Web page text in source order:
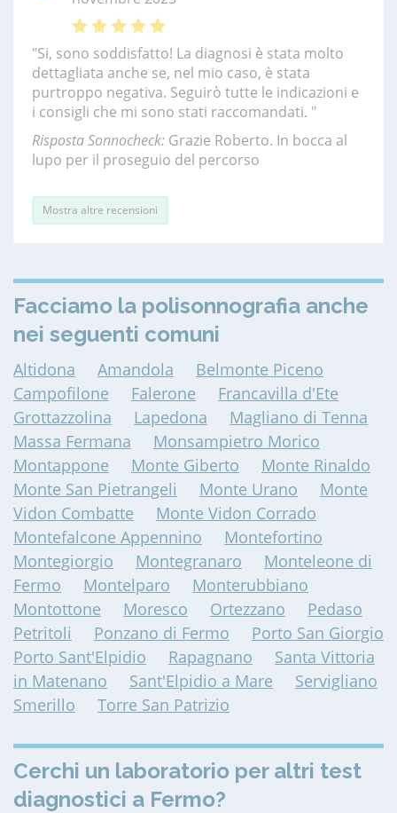
"Si, sono soddisfatto! La diagnosi è stata molto
dettagliata anche se, nel mio caso, è stata
purtroppo negativa. Seguirò tutte le indicazioni e
i consigli che mi sono stati raccomandati. "
Risposta Sonnocheck: Grazie Roberto. In bocca al
lupo per il proseguio del percorso
Mostra altre recensioni
Facciamo la polisonnografia anche
nei seguenti comuni
Altidona Amandola
Belmonte Piceno
Campofilone
Falerone
Francavilla d'Ete
Grottazzolina
Lapedona
Magliano di Tenna
Massa Fermana
Monsampietro Morico
Montappone
Monte Giberto
Monte Rinaldo
Monte San Pietrangeli
Monte Urano
Monte
Vidon Combatte
Monte Vidon Corrado
Montefalcone Appennino
Montefortino
Montegiorgio
Montegranaro
Monteleone di
Fermo
Montelparo
Monterubbiano
Montottone
Moresco Ortezzano
Pedaso
Petritoli
Ponzano di Fermo
Porto San Giorgio
Porto Sant'Elpidio
Rapagnano
Santa Vittoria
in Matenano
Sant'Elpidio a Mare
Servigliano
Smerillo
Torre San Patrizio
Cerchi un laboratorio per altri test
diagnostici a Fermo?